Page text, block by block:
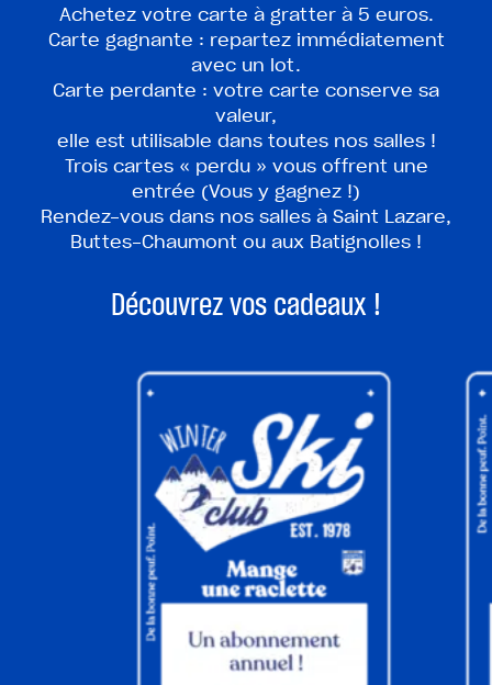
Achetez votre carte à gratter à 5 euros.
Carte gagnante : repartez immédiatement
avec un lot.
Carte perdante : votre carte conserve sa
valeur,
elle est utilisable dans toutes nos salles !
Trois cartes « perdu » vous offrent une
entrée (Vous y gagnez !)
Rendez-vous dans nos salles à Saint Lazare,
Buttes-Chaumont ou aux Batignolles !
Découvrez vos cadeaux !